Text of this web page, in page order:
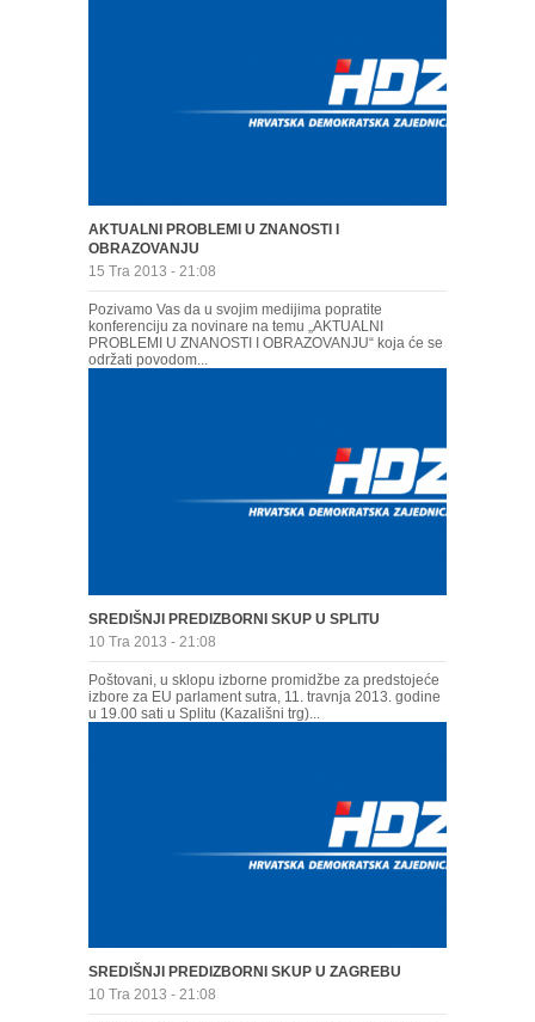
AKTUALNI PROBLEMI U ZNANOSTI I
OBRAZOVANJU
15 Tra 2013 - 21:08
Pozivamo Vas da u svojim medijima popratite
konferenciju za novinare na temu „AKTUALNI
PROBLEMI U ZNANOSTI I OBRAZOVANJU“ koja će se
održati povodom...
SREDIŠNJI PREDIZBORNI SKUP U SPLITU
10 Tra 2013 - 21:08
Poštovani, u sklopu izborne promidžbe za predstojeće
izbore za EU parlament sutra, 11. travnja 2013. godine
u 19.00 sati u Splitu (Kazališni trg)...
SREDIŠNJI PREDIZBORNI SKUP U ZAGREBU
10 Tra 2013 - 21:08